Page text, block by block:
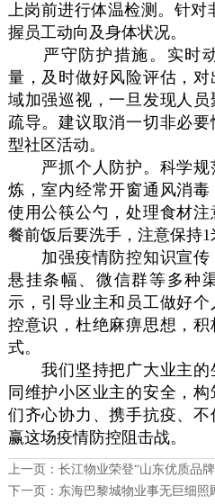
上岗前进行体温检测。针对
握员工动向及身体状况。
严守防护措施。实时动
量，及时做好风险评估，
域加强巡视，一旦发现人
疏导。建议取消一切非必
型社区活动。
严抓个人防护。科学规
炼，室内经常开窗通风消
使用公筷公勺，处理食材注
餐前饭后要洗手，注意保持1
加强疫情防控知识宣传
悬挂条幅、微信群等多种
示，引导业主和员工做好
控意识，杜绝麻痹思想，
式。
我们坚持把广大业主的
同维护小区业主的安全，
们齐心协力、携手抗疫、
赢这场疫情防控阻击战。
上一页： 长江物业荣登“山东优质品
下一页： 东海巴黎城物业事无巨细照